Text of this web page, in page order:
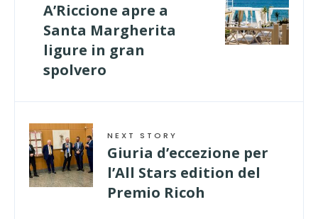
A’Riccione apre a
Santa Margherita
ligure in gran
spolvero
NEXT STORY
Giuria d’eccezione per
l’All Stars edition del
Premio Ricoh